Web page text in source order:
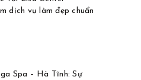
dịch vụ làm đẹp chuẩn
Spa – Hà Tĩnh: Sự